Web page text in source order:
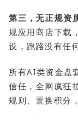
第三，无正规资
规应用商店下载
设，跑路没有任
所有AI类资金盘
信任，全网疯狂
规则、置换积分